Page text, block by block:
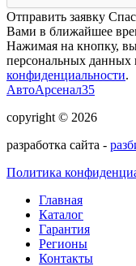
Отправить заявку
Вами в ближайшее
Нажимая на кнопку, вы
персональных данных
конфиденциальности.
АвтоАрсенал35
copyright © 2026
разработка сайта -
Политика
Главная
Каталог
Гарантия
Регионы
Контакты